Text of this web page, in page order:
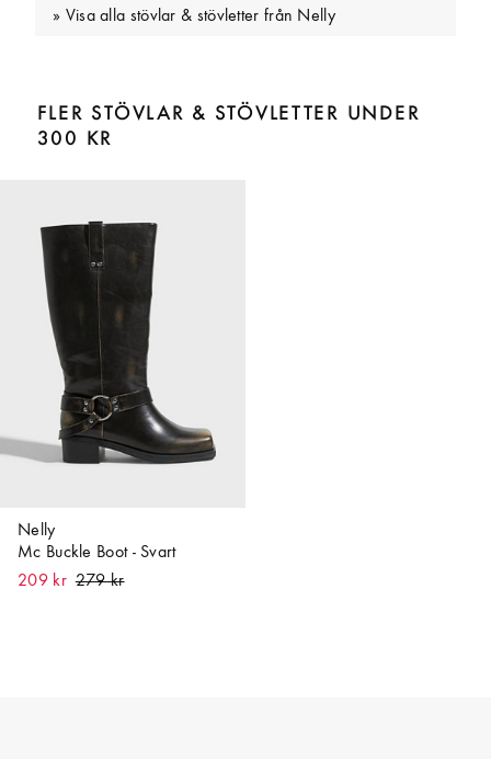
Visa alla stövlar & stövletter från Nelly
FLER STÖVLAR & STÖVLETTER UNDER
300 KR
Nelly
Mc Buckle Boot - Svart
209 kr